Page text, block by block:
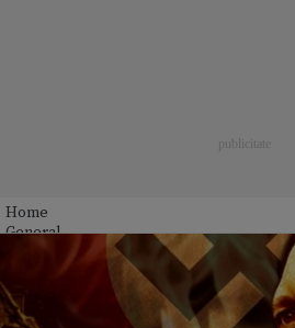
Home
General